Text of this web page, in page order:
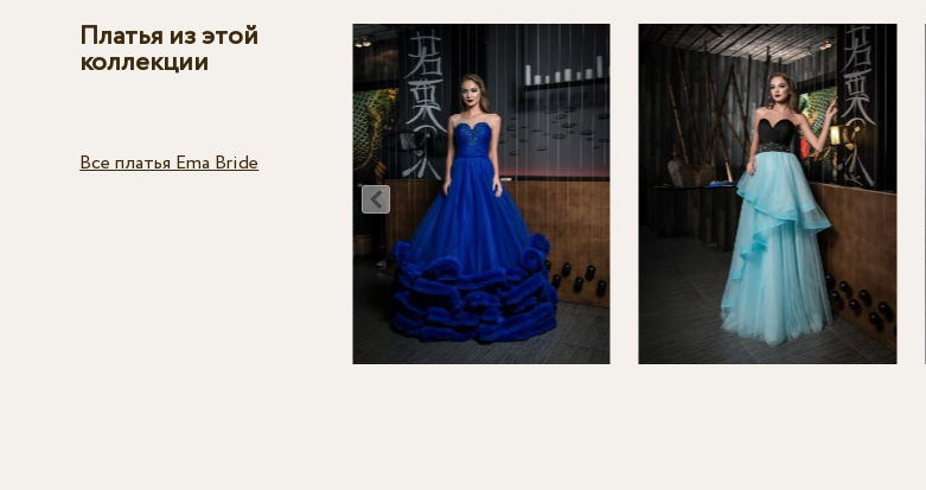
Платья из этой
коллекции
Все платья Ema Bride